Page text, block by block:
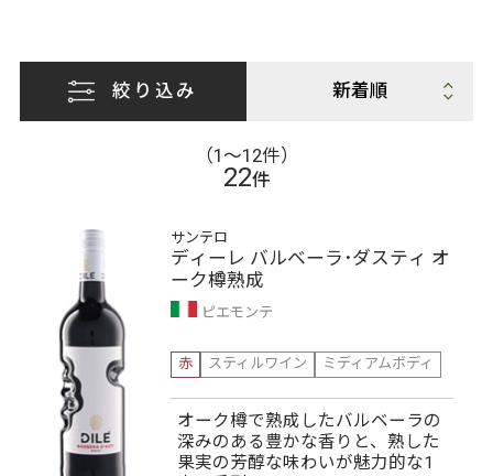
絞り込み
（1〜12件）
22件
サンテロ
ディーレ バルベーラ･ダスティ オ
ーク樽熟成
ピエモンテ
赤 スティルワイン ミディアムボディ
オーク樽で熟成したバルベーラの
深みのある豊かな香りと、熟した
果実の芳醇な味わいが魅力的な1